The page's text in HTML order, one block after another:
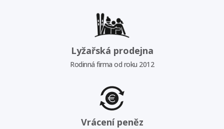
Lyžařská prodejna
Rodinná firma od roku 2012
Vrácení peněz